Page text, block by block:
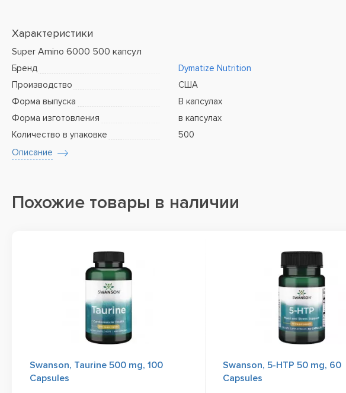
Характеристики
Super Amino 6000 500 капсул
Бренд
Dymatize Nutrition
Производство
США
Форма выпуска
В капсулах
Форма изготовления
в капсулах
Количество в упаковке
500
Описание
Похожие товары в наличии
Swanson, Taurine 500 mg, 100
Capsules
Swanson, 5-HTP 50 mg, 60
Capsules